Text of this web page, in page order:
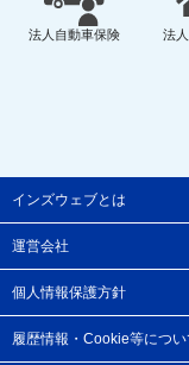
法人自動車保険 法
インズウェブとは
運営会社
個人情報保護方針
履歴情報・Cookie等につい